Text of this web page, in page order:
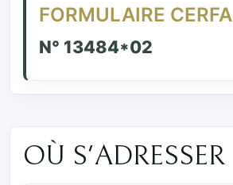
FORMULAIRE CERFA
N° 13484*02
OÙ S'ADRESSER